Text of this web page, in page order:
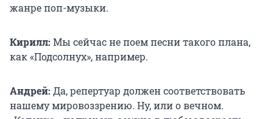
жанре поп-музыки.
Кирилл: Мы сейчас не поем песни такого плана,
как «Подсолнух», например.
Андрей: Да, репертуар должен соответствовать
нашему мировоззрению. Ну, или о вечном.